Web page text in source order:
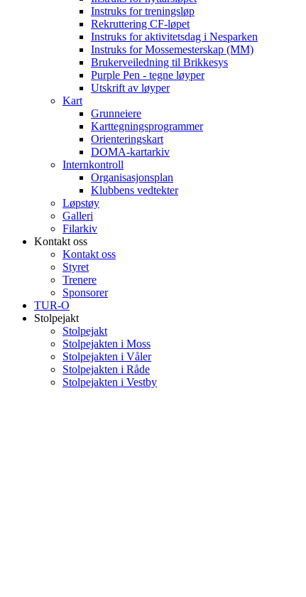
Instruks for treningsløp
Rekruttering CF-løpet
Instruks for aktivitetsdag i Nesparken
Instruks for Mossemesterskap (MM)
Brukerveiledning til Brikkesys
Purple Pen - tegne løyper
Utskrift av løyper
Kart
Grunneiere
Karttegningsprogrammer
Orienteringskart
DOMA-kartarkiv
Internkontroll
Organisasjonsplan
Klubbens vedtekter
Løpstøy
Galleri
Filarkiv
Kontakt oss
Kontakt oss
Styret
Trenere
Sponsorer
TUR-O
Stolpejakt
Stolpejakt
Stolpejakten i Moss
Stolpejakten i Våler
Stolpejakten i Råde
Stolpejakten i Vestby